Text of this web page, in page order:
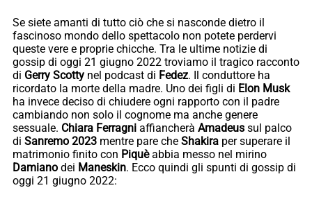
Se siete amanti di tutto ciò che si nasconde dietro il
fascinoso mondo dello spettacolo non potete perdervi
queste vere e proprie chicche. Tra le ultime notizie di
gossip di oggi 21 giugno 2022 troviamo il tragico racconto
di Gerry Scotty nel podcast di Fedez. Il conduttore ha
ricordato la morte della madre. Uno dei figli di Elon Musk
ha invece deciso di chiudere ogni rapporto con il padre
cambiando non solo il cognome ma anche genere
sessuale. Chiara Ferragni affiancherà Amadeus sul palco
di Sanremo 2023 mentre pare che Shakira per superare il
matrimonio finito con Piquèabbia messo nel mirino
Damiano dei Maneskin. Ecco quindi gli spunti di gossip di
oggi 21 giugno 2022: